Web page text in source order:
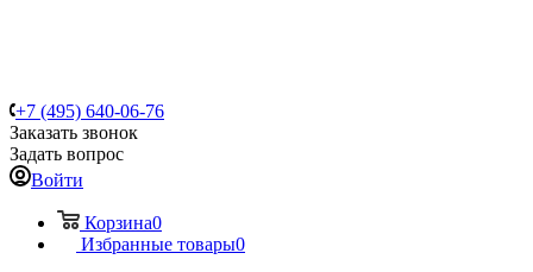
+7 (495) 640-06-76
Заказать звонок
Задать вопрос
Войти
Корзина0
Избранные товары0